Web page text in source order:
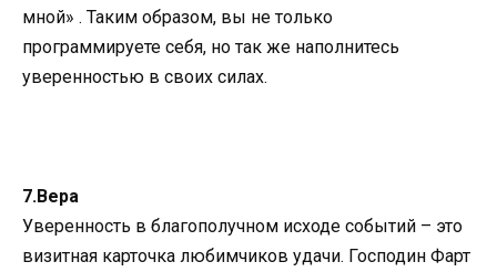
мной» . Таким образом, вы не только
программируете себя, но так же наполнитесь
уверенностью в своих силах.
7.Вера
Уверенность в благополучном исходе событий – это
визитная карточка любимчиков удачи. Господин Фарт